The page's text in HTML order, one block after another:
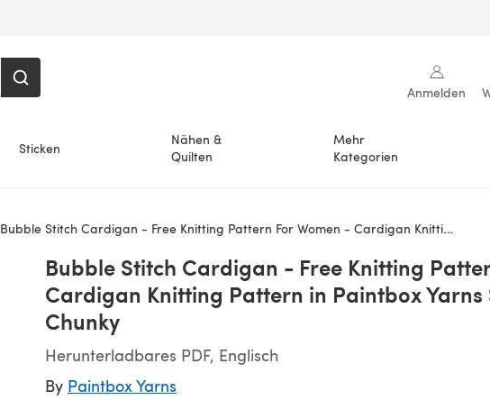
Anmelden
Sticken
Nähen &
Quilten
Mehr
Kategorien
Bubble Stitch Cardigan - Free Knitting Pattern For Women - Cardigan Knitting Pattern in Paintbox Yarns Simply Super Chunky
Bubble Stitch Cardigan - Free Knitting
Cardigan Knitting Pattern in Paintbox Yarns
Chunky
Herunterladbares PDF, Englisch
By Paintbox Yarns